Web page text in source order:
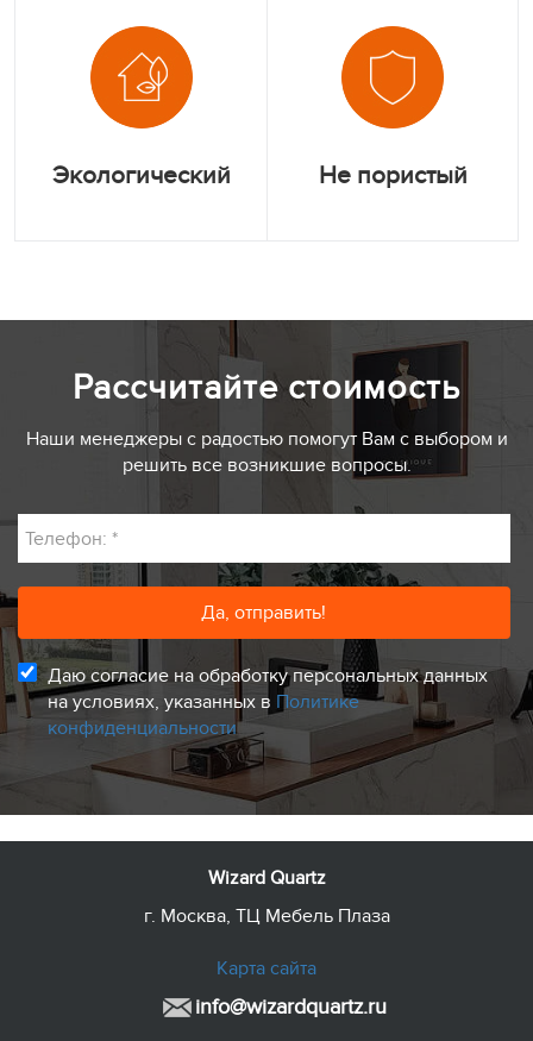
Экологический Не пористый
Рассчитайте стоимость
Наши менеджеры с радостью помогут Вам с выбором и
решить все возникшие вопросы.
Телефон: *
Даю согласие на обработку персональных данных
на условиях, указанных в Политике
конфиденциальности
Wizard Quartz
г. Москва, ТЦ Мебель Плаза
Карта сайта
info@wizardquartz.ru